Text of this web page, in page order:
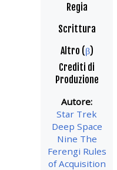
Regia
Scrittura
Altro (β)
Crediti di
Produzione
Autore:
Star Trek
Deep Space
Nine The
Ferengi Rules
of Acquisition